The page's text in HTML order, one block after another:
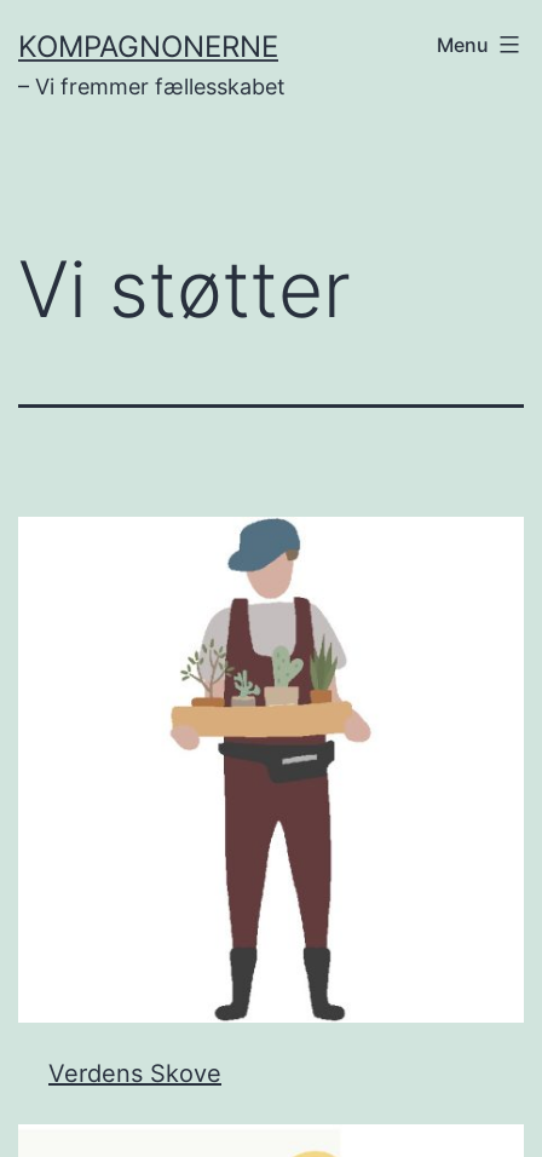
til
indhold
KOMPAGNONERNE
– Vi fremmer fællesskabet
Menu
Vi støtter
Verdens Skove